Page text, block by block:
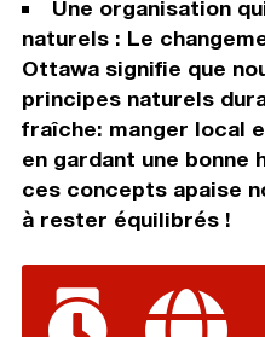
Une organisation
naturels : Le
Ottawa signifie que
principes naturels
fraîche: manger local
en gardant une bonne
ces concepts apaise
à rester équilibrés !